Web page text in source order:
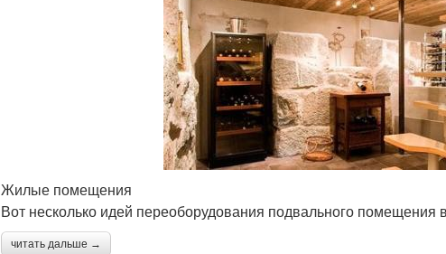
Жилые помещения
Вот несколько идей переоборудования подвального помещения
читать дальше →